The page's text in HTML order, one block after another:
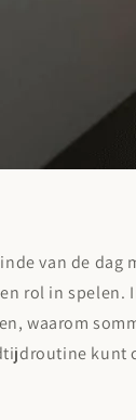
van de
rol in spelen.
waarom
kunt